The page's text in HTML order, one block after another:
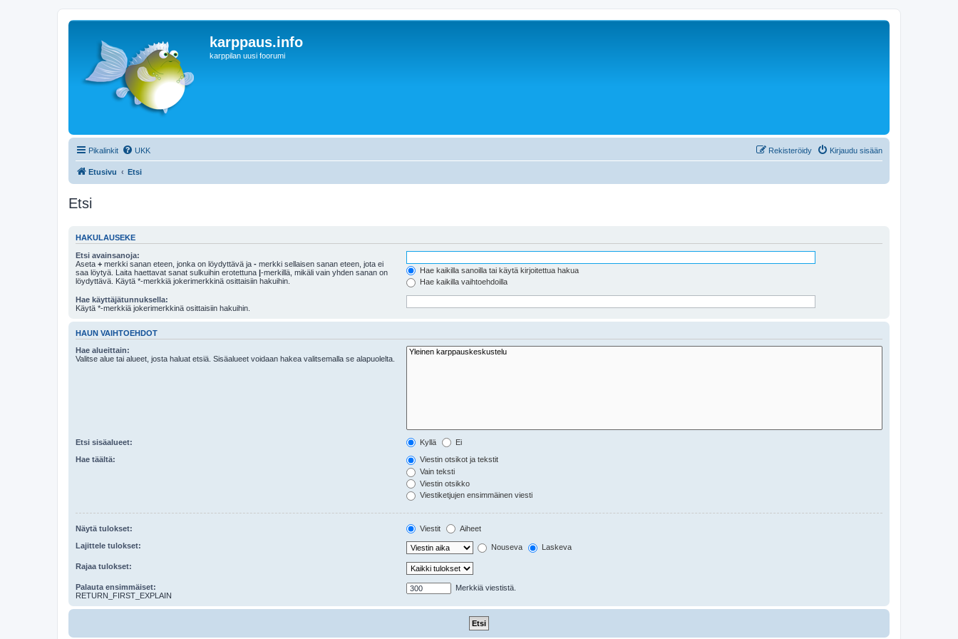
karppaus.info
karppilan uusi foorumi
Pikalinkit UKK Kirjaudu sisään
Rekisteröidy
Etusivu Etsi
Etsi
HAKULAUSEKE
Etsi avainsanoja:
Aseta + merkki sanan eteen, jonka on löydyttävä ja - merkki sellaisen sanan eteen, jota ei
saa löytyä. Laita haettavat sanat sulkuihin erotettuna |-merkillä, mikäli vain yhden sanan on
löydyttävä. Käytä *-merkkiä jokerimerkkinä osittaisiin hakuihin.
Hae kaikilla sanoilla tai käytä kirjoitettua hakua
Hae kaikilla vaihtoehdoilla
Hae käyttäjätunnuksella:
Käytä *-merkkiä jokerimerkkinä osittaisiin hakuihin.
HAUN VAIHTOEHDOT
Hae alueittain:
Valitse alue tai alueet, josta haluat etsiä. Sisäalueet voidaan hakea valitsemalla se alapuolelta.
Etsi sisäalueet: Kyllä Ei
Hae täältä:
Viestin otsikot ja tekstit
Vain teksti
Viestin otsikko
Viestiketjujen ensimmäinen viesti
Näytä tulokset: Viestit Aiheet
Lajittele tulokset: Nouseva Laskeva
Rajaa tulokset:
Palauta ensimmäiset:
RETURN_FIRST_EXPLAIN
Merkkiä viestistä.